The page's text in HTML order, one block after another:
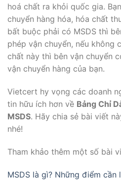
hoá chất ra khỏi quốc gia.
chuyển hàng hóa, hóa chất
bất buộc phải có MSDS thì
phép vận chuyển, nếu không
chất này thì bên vận chuyển
vận chuyển hàng của bạn.
Vietcert hy vọng các doanh
tin hữu ích hơn về Bảng Chỉ
MSDS. Hãy chia sẻ bài viết
nhé!
Tham khảo thêm một số bài
MSDS là gì? Những điểm